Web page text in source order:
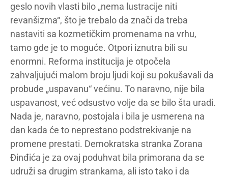
geslo novih vlasti bilo „nema lustracije niti
revanšizma“, što je trebalo da znači da treba
nastaviti sa kozmetičkim promenama na vrhu,
tamo gde je to moguće. Otpori iznutra bili su
enormni. Reforma institucija je otpočela
zahvaljujući malom broju ljudi koji su pokušavali da
probude „uspavanu“ većinu. To naravno, nije bila
uspavanost, već odsustvo volje da se bilo šta uradi.
Nada je, naravno, postojala i bila je usmerena na
dan kada će to neprestano podstrekivanje na
promene prestati. Demokratska stranka Zorana
Đinđića je za ovaj poduhvat bila primorana da se
udruži sa drugim strankama, ali isto tako i da